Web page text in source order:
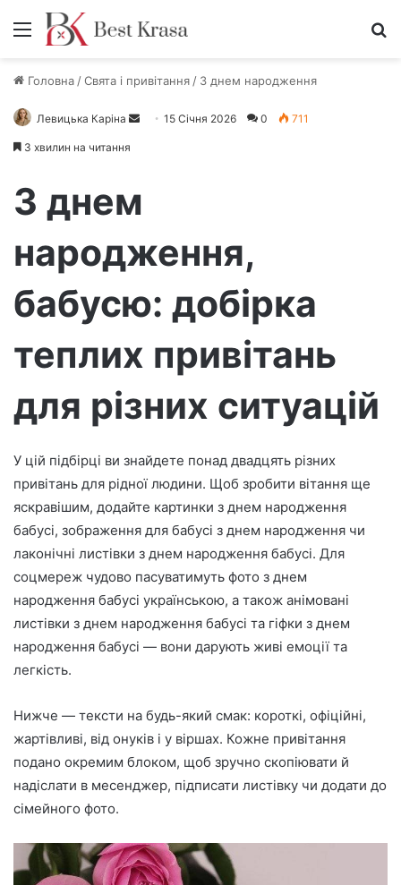
Меню
Головна /Свята і привітання / З днем народження
Левицька Каріна
і
т
е
е
р
н
н
о
г
о
15 Січня 2026 0 711
3 хвилин на читання
З днем
народження,
бабусю: добірка
теплих привітань
для різних ситуацій
У цій підбірці ви знайдете понад двадцять різних
привітань для рідної людини. Щоб зробити вітання ще
яскравішим, додайте картинки з днем народження
бабусі, зображення для бабусі з днем народження чи
лаконічні листівки з днем народження бабусі. Для
соцмереж чудово пасуватимуть фото з днем
народження бабусі українською, а також анімовані
листівки з днем народження бабусі та гіфки з днем
народження бабусі — вони дарують живі емоції та
легкість.
Нижче — тексти на будь-який смак: короткі, офіційні,
жартівливі, від онуків і у віршах. Кожне привітання
подано окремим блоком, щоб зручно скопіювати й
надіслати в месенджер, підписати листівку чи додати до
сімейного фото.